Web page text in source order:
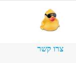
צרו קשר